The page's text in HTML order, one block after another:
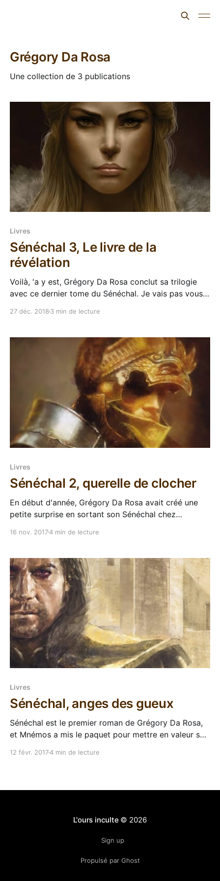
Grégory Da Rosa
Une collection de 3 publications
Livres
Sénéchal 3, Le livre de la
révélation
Voilà, 'a y est, Grégory Da Rosa conclut sa trilogie
avec ce dernier tome du Sénéchal. Je vais pas vous
27 déc. 2018 3 min de lecture
Livres
Sénéchal 2, querelle de clocher
En début d'année, Grégory Da Rosa avait créé une
petite surprise en sortant son Sénéchal chez
médiéval religieux et son héros attachant. Tout le
fait rager les foules, nous
16 nov. 20174 min de lecture
Livres
Sénéchal, anges des gueux
Sénéchal est le premier roman de Grégory Da Rosa,
et Mnémos a mis le paquet pour mettre en valeur son
12 févr. 20174 min de lecture
L'ours inculte © 2026
Sign up
Propulsé par Ghost